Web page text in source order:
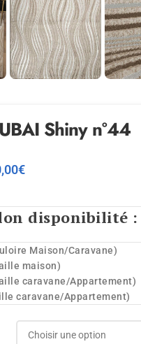
Shiny n°44
€
disponibilité :
Maison/Caravane)
maison)
caravane/Appartement)
caravane/Appartement)